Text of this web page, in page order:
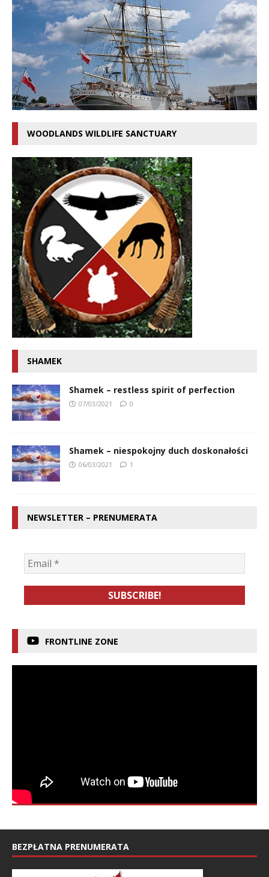
WOODLANDS WILDLIFE SANCTUARY
SHAMEK
Shamek – restless spirit of perfection
07/03/2021 0
Shamek – niespokojny duch doskonałości
06/03/2021 1
NEWSLETTER – PRENUMERATA
FRONTLINE ZONE
BEZPŁATNA PRENUMERATA